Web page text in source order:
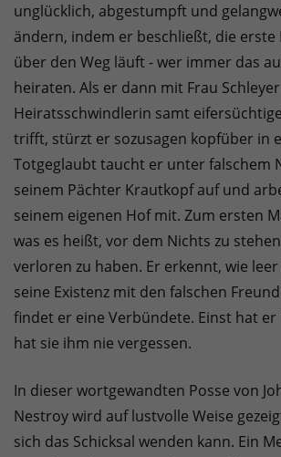
unglücklich, abgestumpft und
ändern, indem er beschließt, die erste
über den Weg läuft - wer immer das
heiraten. Als er dann mit Frau
Heiratsschwindlerin samt
trifft, stürzt er sozusagen kopfüber in
Totgeglaubt taucht er unter falschem
seinem Pächter Krautkopf auf und
seinem eigenen Hof mit. Zum ersten
was es heißt, vor dem Nichts zu
verloren zu haben. Er erkennt, wie
seine Existenz mit den falschen
findet er eine Verbündete. Einst hat
hat sie ihm nie vergessen.
In dieser wortgewandten Posse von
Nestroy wird auf lustvolle Weise
sich das Schicksal wenden kann. Ein